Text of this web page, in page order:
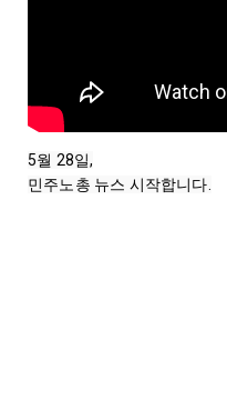
5월 28일,
민주노총 뉴스 시작합니다.